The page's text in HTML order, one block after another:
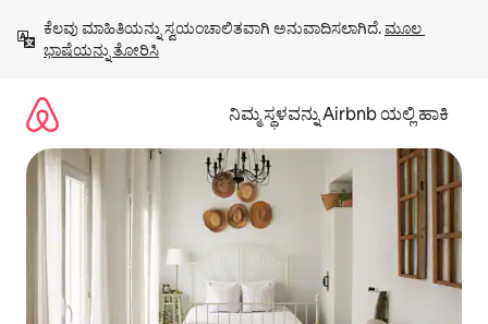
ಹೋಗಿ
ಕೆಲವು ಮಾಹಿತಿಯನ್ನು ಸ್ವಯಂಚಾಲಿತವಾಗಿ ಅನುವಾದಿಸಲಾಗಿದೆ. ಮೂಲ
ಭಾಷೆಯನ್ನು ತೋರಿಸಿ
ನಿಮ್ಮ ಸ್ಥಳವನ್ನು Airbnb ಯಲ್ಲಿ ಹಾಕಿ